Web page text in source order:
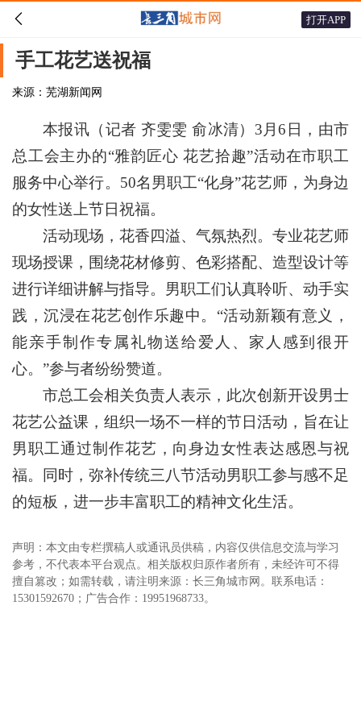
 打开APP
手工花艺送祝福
来源：芜湖新闻网
本报讯（记者 齐雯雯 俞冰清）3月6日，由市
总工会主办的“雅韵匠心 花艺拾趣”活动在市职工
服务中心举行。50名男职工“化身”花艺师，为身边
的女性送上节日祝福。
活动现场，花香四溢、气氛热烈。专业花艺师
现场授课，围绕花材修剪、色彩搭配、造型设计等
进行详细讲解与指导。男职工们认真聆听、动手实
践，沉浸在花艺创作乐趣中。“活动新颖有意义，
能亲手制作专属礼物送给爱人、家人感到很开
心。”参与者纷纷赞道。
市总工会相关负责人表示，此次创新开设男士
花艺公益课，组织一场不一样的节日活动，旨在让
男职工通过制作花艺，向身边女性表达感恩与祝
福。同时，弥补传统三八节活动男职工参与感不足
的短板，进一步丰富职工的精神文化生活。
声明：本文由专栏撰稿人或通讯员供稿，内容仅供信息交流与学习
参考，不代表本平台观点。相关版权归原作者所有，未经许可不得
擅自篡改；如需转载，请注明来源：长三角城市网。联系电话：
15301592670；广告合作：19951968733。